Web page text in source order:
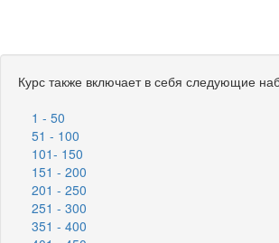
Курс также включает в себя следующие
1 - 50
51 - 100
101- 150
151 - 200
201 - 250
251 - 300
351 - 400